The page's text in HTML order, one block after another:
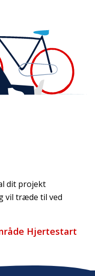
dit projekt
vil træde til ved
Hjertestart